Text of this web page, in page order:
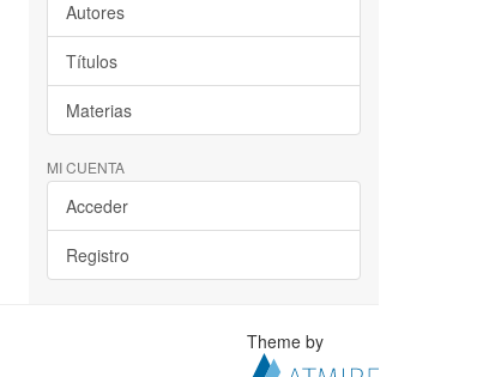
Autores
Títulos
Materias
MI CUENTA
Acceder
Registro
Theme by